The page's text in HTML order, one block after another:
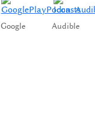
Google Audible